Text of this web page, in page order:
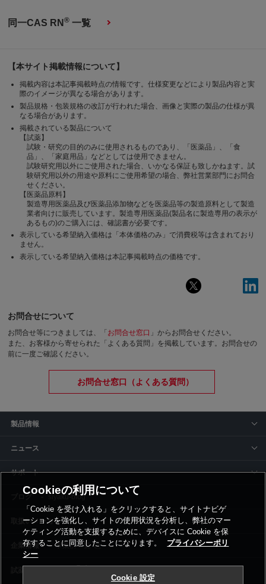
同一CAS RN® 一覧
【本サイト掲載情報について】
掲載内容は本記事掲載時点の情報です。仕様変更などにより製品内容と実
際のイメージが異なる場合があります。
製品規格・包装規格の改訂が行われた場合、画像と実際の製品の仕様が異
なる場合があります。
掲載されている製品について
【試薬】
試験・研究の目的のみに使用されるものであり、「医薬品」、「食
品」、「家庭用品」などとしては使用できません。
試験研究用以外にご使用された場合、いかなる保証も致しかねます。試
験研究用以外の用途や原料にご使用希望の場合、弊社営業部門にお問合
せください。
【医薬品原料】
製造専用医薬品及び医薬品添加物などを医薬品等の製造原料として製造
業者向けに販売しています。製造専用医薬品(製品名に製造専用の表示が
あるもの)のご購入には、確認書が必要です。
表示している希望納入価格は「本体価格のみ」で消費税等は含まれており
ません。
表示している希望納入価格は本記事掲載時点の価格です。
お問合せについて
お問合せ等につきましては、「 お問合せ窓口 」からお問合せください。
また、お客様から寄せられた「よくある質問」を掲載しています。お問合せの
前に一度ご確認ください。
お問合せ窓口（よくある質問）
製品情報
ニュース
サポート
siyaku-blog
取扱いメーカー
事業所一覧
Cookieの利用について
「Cookie を受け入れる」をクリックすると、サイトナビゲ
ーションを強化し、サイトの使用状況を分析し、弊社のマー
ケティング活動を支援するために、デバイスに Cookie を保
存することに同意したことになります。
プライバシーポリ
シー
Cookie 設定